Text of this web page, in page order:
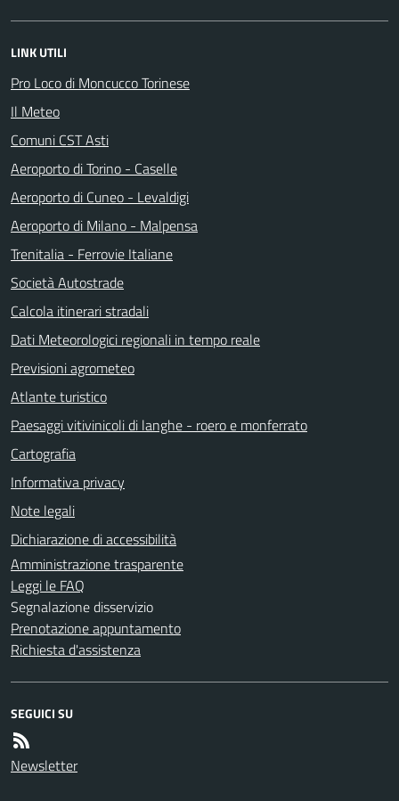
LINK UTILI
Pro Loco di Moncucco Torinese
Il Meteo
Comuni CST Asti
Aeroporto di Torino - Caselle
Aeroporto di Cuneo - Levaldigi
Aeroporto di Milano - Malpensa
Trenitalia - Ferrovie Italiane
Società Autostrade
Calcola itinerari stradali
Dati Meteorologici regionali in tempo reale
Previsioni agrometeo
Atlante turistico
Paesaggi vitivinicoli di langhe - roero e monferrato
Cartografia
Informativa privacy
Note legali
Dichiarazione di accessibilità
Amministrazione trasparente
Leggi le FAQ
Segnalazione disservizio
Prenotazione appuntamento
Richiesta d'assistenza
SEGUICI SU
Newsletter